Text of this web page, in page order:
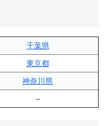
千葉県
東京都
神奈川県
–